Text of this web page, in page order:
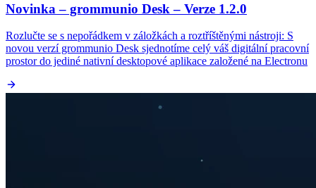
Novinka – grommunio Desk – Verze 1.2.0
Rozlučte se s nepořádkem v záložkách a roztříštěnými nástroji: S
novou verzí grommunio Desk sjednotíme celý váš digitální pracovní
prostor do jediné nativní desktopové aplikace založené na Electronu